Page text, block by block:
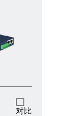
对比